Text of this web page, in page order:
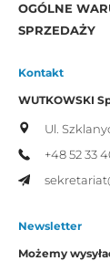
OGÓLNE
SPRZEDAŻY
Kontakt
WUTKOWSKI
Ul.
+48 52 33
Newsletter
Możemy